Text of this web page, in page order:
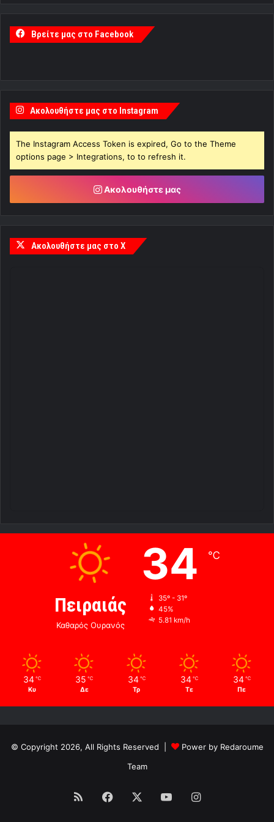
Βρείτε μας στο Facebook
Ακολουθήστε μας στο Instagram
The Instagram Access Token is expired, Go to the Theme
options page > Integrations, to to refresh it.
Ακολουθήστε μας
Ακολουθήστε μας στο X
Πειραιάς
Καθαρός Ουρανός
34 ℃
35º - 31º
45%
5.81 km/h
34 ℃
Κυ
35 ℃
Δε
34 ℃
Τρ
34 ℃
Τε
34 ℃
Πε
© Copyright 2026, All Rights Reserved |
Power by Redaroume
Team
RSS Facebook YouTubeInstagram